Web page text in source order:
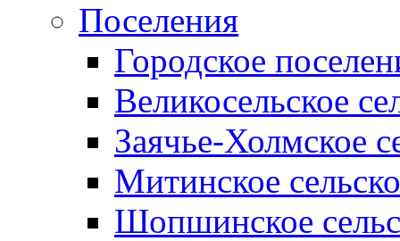
Поселения
Городское
Великосельское
Заячье-Холмское
Митинское
Шопшинское